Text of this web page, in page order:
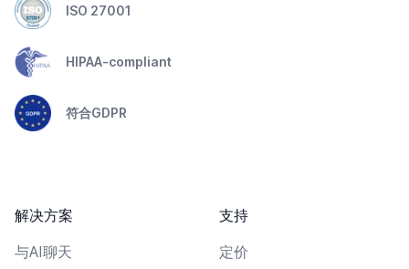
ISO 27001
HIPAA-compliant
符合GDPR
解决方案
与AI聊天
支持
定价